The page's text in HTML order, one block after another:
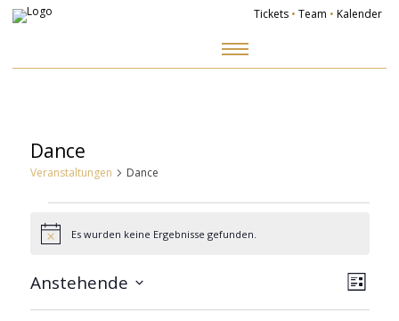
Tickets • Team • Kalender
Dance
Veranstaltungen Dance
Veranstaltungen
HinweisEs wurden keine Ergebnisse gefunden.
Liste
Anstehende